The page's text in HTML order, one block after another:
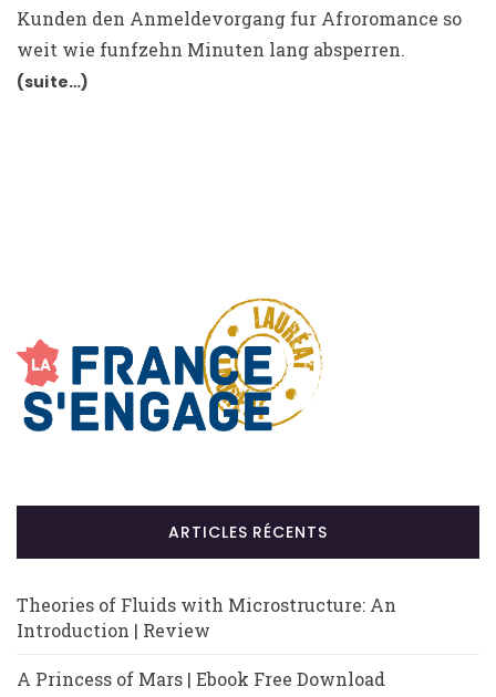
Kunden den Anmeldevorgang fur Afroromance so
weit wie funfzehn Minuten lang absperren.
(suite…)
ARTICLES RÉCENTS
Theories of Fluids with Microstructure: An
Introduction | Review
A Princess of Mars | Ebook Free Download